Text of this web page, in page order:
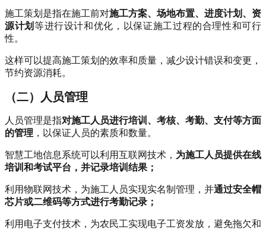
施工策划是指在施工前对施工方案、场地布置、进度计划、资
源计划 等进行设计和优化，以保证施工过程的合理性和可行
性。
这样可以提高施工策划的效率和质量，减少设计错误和变更，
节约资源消耗。
（二）人员管理
人员管理是指对施工人员进行培训、考核、考勤、支付等方面
的管理 ，以保证人员的素质和数量。
智慧工地信息系统可以利用互联网技术， 为施工人员提供在线
培训和考试平台，并记录培训结果；
利用物联网技术，为施工人员实现实名制管理，并通过安全帽
芯片或二维码等方式进行考勤记录；
利用电子支付技术，为农民工实现电子工资发放，避免拖欠和